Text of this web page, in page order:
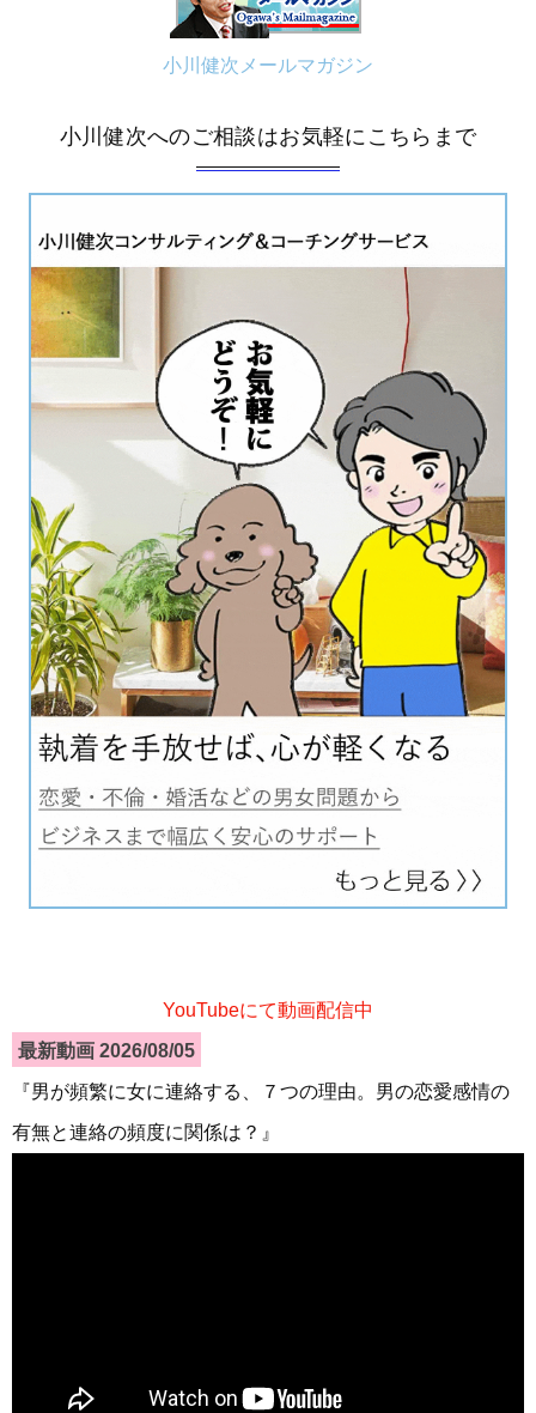
小川健次メールマガジン
小川健次へのご相談はお気軽にこちらまで
YouTubeにて動画配信中
最新動画 2026/08/05
『男が頻繁に女に連絡する、７つの理由。男の恋愛感情の
有無と連絡の頻度に関係は？』